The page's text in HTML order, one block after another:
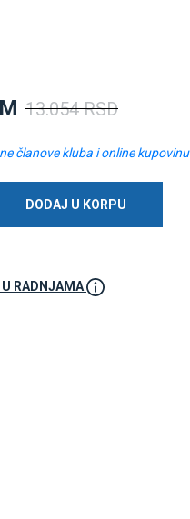
13.054 RSD
članove kluba i online
DODAJ U KORPU
RADNJAMA